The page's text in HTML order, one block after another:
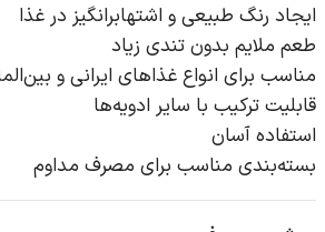
ایجاد رنگ طبیعی و اشتهابرانگیز در غذا
طعم ملایم بدون تندی زیاد
مناسب برای انواع غذاهای ایرانی و
قابلیت ترکیب با سایر ادویه‌ها
استفاده آسان
بسته‌بندی مناسب برای مصرف مداوم